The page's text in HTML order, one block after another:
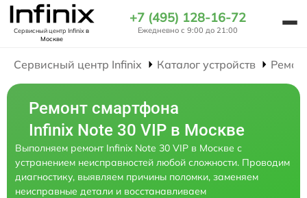
Сервисный центр Infinixв
Москве
+7 (495) 128-16-72
Ежедневно с 9:00 до 21:00
Сервисный центр Infinix Каталог устройств
Ремонт смартфона
Infinix Note 30 VIP в Москве
Выполняем ремонт Infinix Note 30 VIP в Москве с
устранением неисправностей любой сложности. Проводим
диагностику, выявляем причины поломки, заменяем
неисправные детали и восстанавливаем